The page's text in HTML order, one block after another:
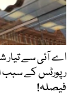
اے آئی سے تیار
رپورٹس کے سبب
فیصلہ!